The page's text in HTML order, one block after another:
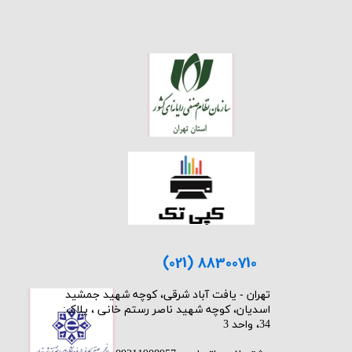
(021) 88300710
​تهران - یافت آباد شرقی، کوچه شهید جمشید
اسدیان، کوچه شهید ناصر رستم خانی ، پلاک:
34، واحد 3